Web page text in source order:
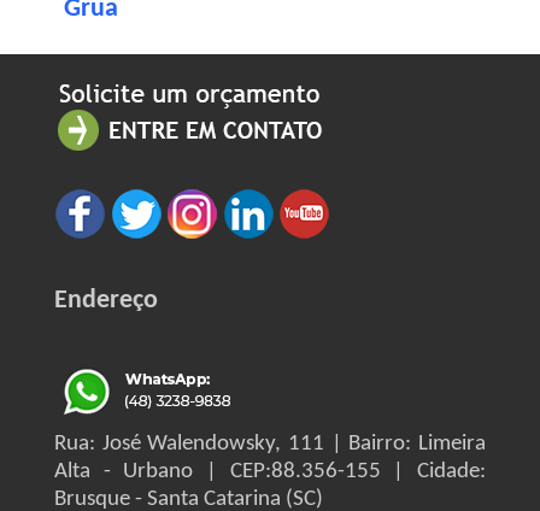
Grua
Endereço
Rua: José Walendowsky, 111 | Bairro: Limeira
Alta - Urbano | CEP:88.356-155 | Cidade:
Brusque - Santa Catarina (SC)